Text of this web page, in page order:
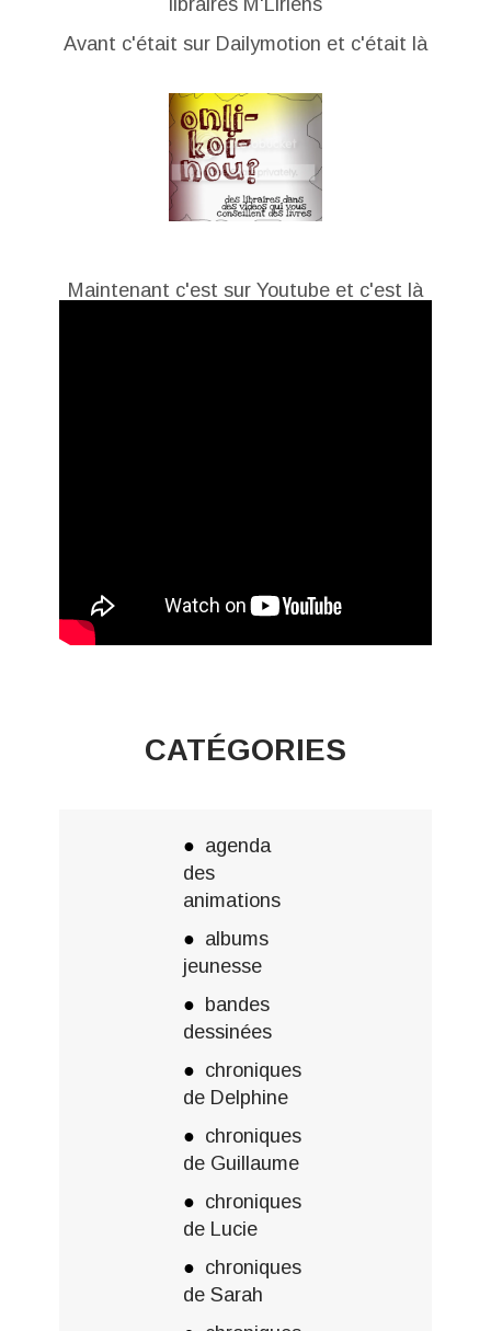
Avant c'était sur Dailymotion et c'était là
Maintenant c'est sur Youtube et c'est là
CATÉGORIES
agenda
des
animations
albums
jeunesse
bandes
dessinées
chroniques
de Delphine
chroniques
de Guillaume
chroniques
de Lucie
chroniques
de Sarah